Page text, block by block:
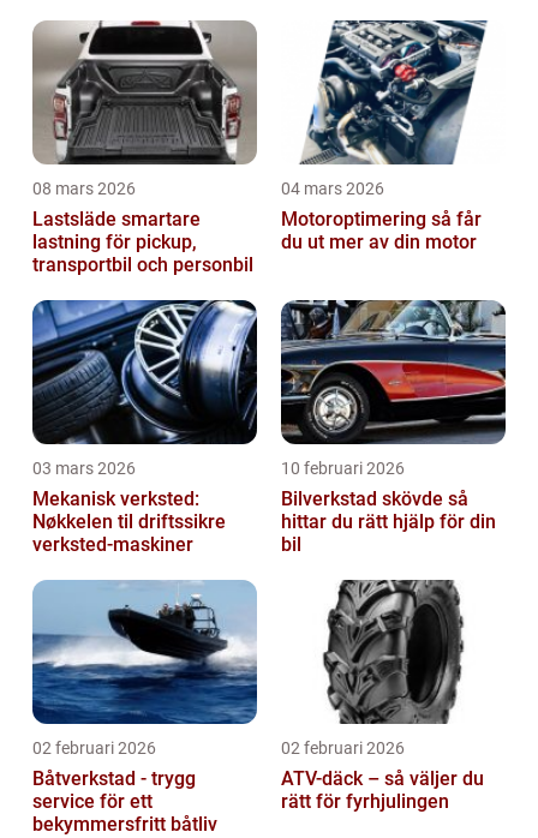
08 mars 2026
Lastsläde smartare
lastning för pickup,
transportbil och personbil
04 mars 2026
Motoroptimering så får
du ut mer av din motor
03 mars 2026
Mekanisk verksted:
Nøkkelen til driftssikre
verksted-maskiner
10 februari 2026
Bilverkstad skövde så
hittar du rätt hjälp för din
bil
02 februari 2026
Båtverkstad - trygg
service för ett
bekymmersfritt båtliv
02 februari 2026
ATV-däck – så väljer du
rätt för fyrhjulingen